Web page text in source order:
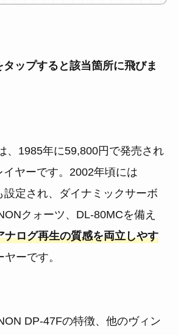
タップすると該当箇所に飛びま
、1985年に59,800円で発売され
ヤーです。2002年頃には
設定され、ダイナミックサーボ
クォーツ、DL-80MCを備え
ナログ再生の質感を両立しやす
ーです。
DP-47Fの特徴、他のヴィン